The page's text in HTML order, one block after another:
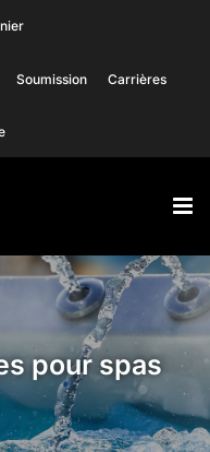
Soumission Carrières
pour spas